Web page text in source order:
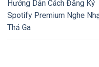
Hướng Dẫn Cách Đăng Ký
Spotify Premium Nghe
Thả Ga